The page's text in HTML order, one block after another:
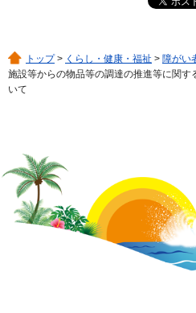
トップ> くらし・健康・福祉 > 障がい
施設等からの物品等の調達の推進等に関
いて